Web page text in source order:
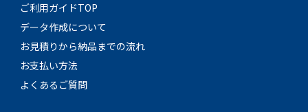
ご利用ガイドTOP
データ作成について
お見積りから納品までの流れ
お支払い方法
よくあるご質問